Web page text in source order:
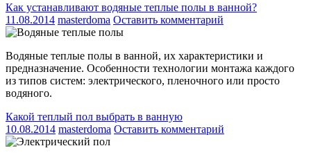
Как устанавливают водяные теплые полы в ванной?
11.08.2014 masterdoma Оставить комментарий
Водяные теплые полы в ванной, их характеристики и
предназначение. Особенности технологии монтажа каждого
из типов систем: электрического, пленочного или просто
водяного.
Какой теплый пол выбрать в ванную
10.08.2014 masterdoma Оставить комментарий